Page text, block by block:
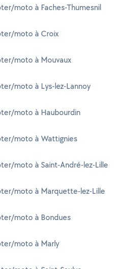
moto à Faches-Thumesnil
moto à Croix
moto à Mouvaux
moto à Lys-lez-Lannoy
moto à Haubourdin
moto à Wattignies
moto à Saint-André-lez-Lille
moto à Marquette-lez-Lille
moto à Bondues
moto à Marly